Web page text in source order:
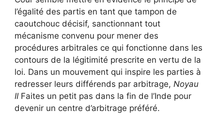
l’égalité des partis en tant que tampon de
caoutchouc décisif, sanctionnant tout
mécanisme convenu pour mener des
procédures arbitrales ce qui fonctionne dans les
contours de la légitimité prescrite en vertu de la
loi. Dans un mouvement qui inspire les parties à
redresser leurs différends par arbitrage, Noyau
II Faites un petit pas dans la fin de l’Inde pour
devenir un centre d’arbitrage préféré.